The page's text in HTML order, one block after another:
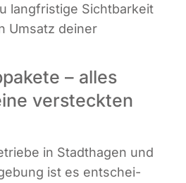
lang­fris­ti­ge Sicht­bar­keit
Umsatz dei­ner
– alles
versteckten
in Stadt­ha­gen und
ist es ent­schei­